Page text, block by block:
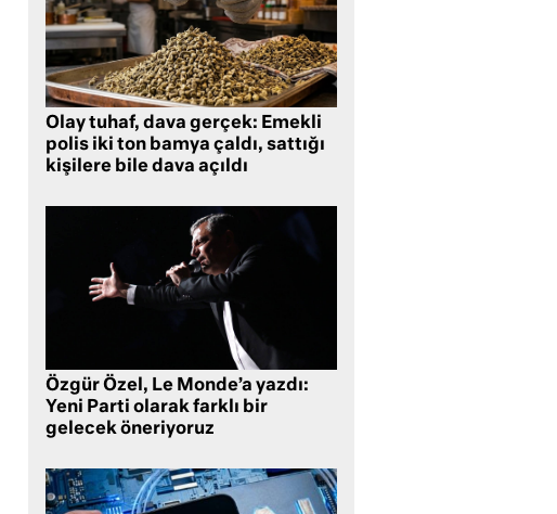
Olay tuhaf, dava gerçek: Emekli
polis iki ton bamya çaldı, sattığı
kişilere bile dava açıldı
Özgür Özel, Le Monde’a yazdı:
Yeni Parti olarak farklı bir
gelecek öneriyoruz